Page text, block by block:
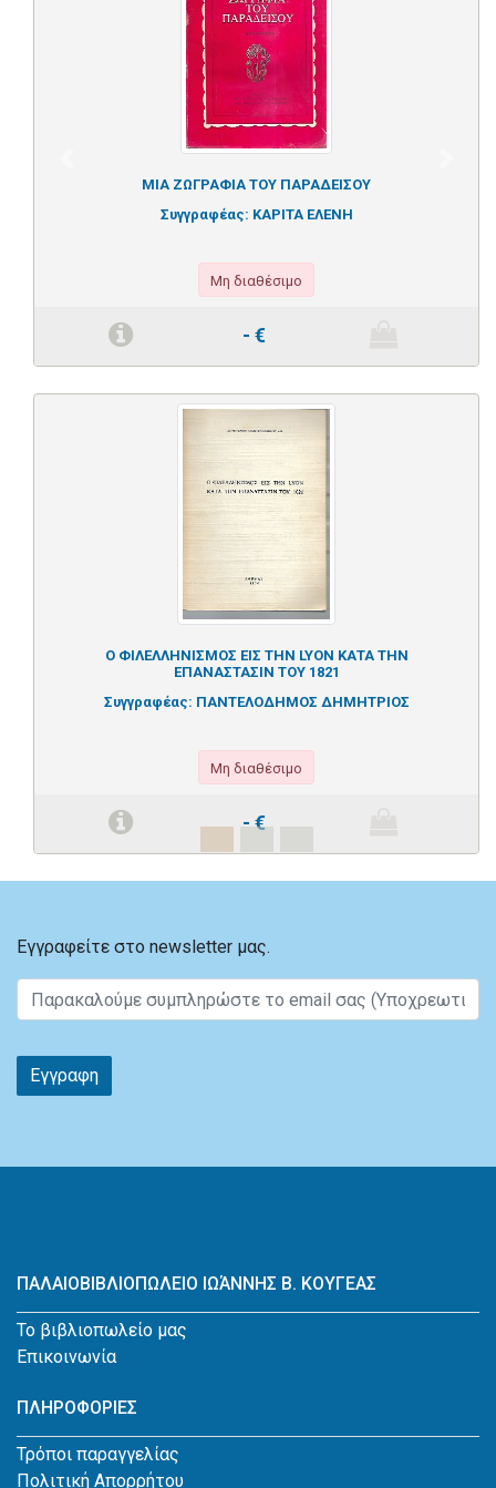
ΜΙΑ ΖΩΓΡΑΦΙΑ ΤΟΥ ΠΑΡΑΔΕΙΣΟΥ
Συγγραφέας: ΚΑΡΙΤΑ ΕΛΕΝΗ
Μη διαθέσιμο
- €
Ο ΦΙΛΕΛΛΗΝΙΣΜΟΣ ΕΙΣ ΤΗΝ LYON ΚΑΤΑ ΤΗΝ
ΕΠΑΝΑΣΤΑΣΙΝ ΤΟΥ 1821
Συγγραφέας: ΠΑΝΤΕΛΟΔΗΜΟΣ ΔΗΜΗΤΡΙΟΣ
Μη διαθέσιμο
- €
Εγγραφείτε στο newsletter μας.
Εγγραφη
ΠΑΛΑΙΟΒΙΒΛΙΟΠΩΛΕΙΟ ΙΩΆΝΝΗΣ Β. ΚΟΥΓΕΑΣ
Το βιβλιοπωλείο μας
Επικοινωνία
ΠΛΗΡΟΦΟΡΙΕΣ
Τρόποι παραγγελίας
Πολιτική Απορρήτου